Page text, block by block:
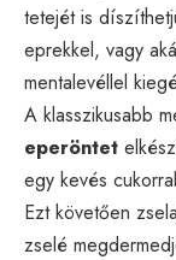
tetejét is
eprekkel, vagy
mentalevéllel
A klasszikusabb
eperöntet
egy kevés
Ezt követően
zselé